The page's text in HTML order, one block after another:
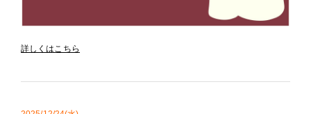
詳しくはこちら